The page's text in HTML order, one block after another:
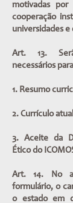
motivadas
cooperação
universidades
Art. 13.
necessários
1. Resumo
2. Currículo
3. Aceite da
Ético do
Art. 14. No
formulário, o
o estado em